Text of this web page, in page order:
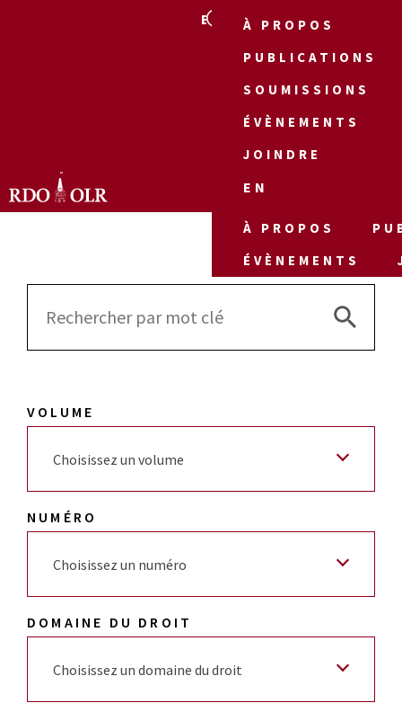
EN
À PROPOS
PUBLICATIONS
SOUMISSIONS
ÉVÈNEMENTS
JOINDRE
EN
À PROPOS
ÉVÈNEMENTS
Search
Search
VOLUME
Choisissez un volume
NUMÉRO
Choisissez un numéro
DOMAINE DU DROIT
Choisissez un domaine du droit